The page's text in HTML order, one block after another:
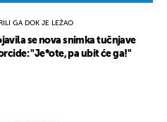
GA DOK JE LEŽAO
se nova snimka tučnjave
"Je*ote, pa ubit će ga!"